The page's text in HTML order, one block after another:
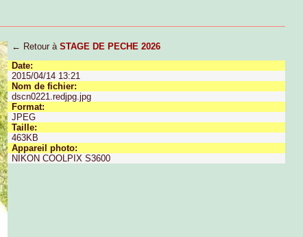
← Retour àSTAGE DE PECHE 2026
Date:
2015/04/14 13:21
Nom de fichier:
dscn0221.redjpg.jpg
Format:
JPEG
Taille:
463KB
Appareil photo:
NIKON COOLPIX S3600